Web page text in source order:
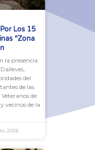
Los 15
“Zona
la presencia
del
de las
de
vecinos de la
2026